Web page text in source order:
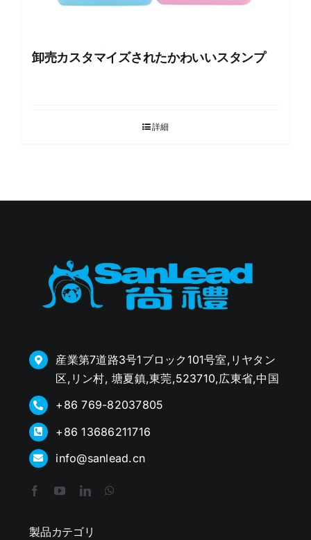
卸売カスタマイズされたかわいいスタンプ
詳細
産業第7道路3号1ブロック101号室,リヤタン
区,リン村, 塘夏鎮,東莞,523710,広東省,中国
+86 769-82037805
+86 13686211716
info@sanlead.cn
製品カテゴリ